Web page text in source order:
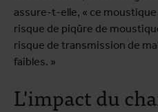
assure-t-elle, « ce
risque de piqûre de
risque de transmission de
faibles. »
L'impact du